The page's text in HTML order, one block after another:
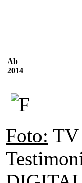
Ab
2014
Foto: TV